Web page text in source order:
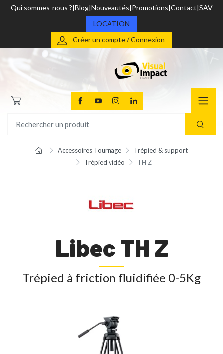
Qui sommes-nous ? Blog Nouveautés Promotions Contact SAV
LOCATION
Créer un compte / Connexion
Accessoires Tournage
Trépied & support
Trépied vidéo
TH Z
Libec TH Z
Trépied à friction fluidifiée 0-5Kg